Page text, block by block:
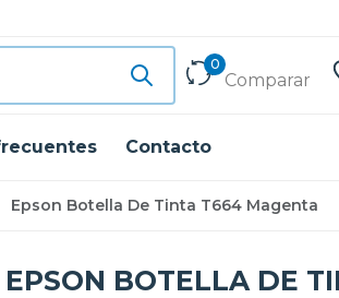
0
Comparar
Contacto
Epson Botella De Tinta T664 Magenta
EPSON BOTELLA DE